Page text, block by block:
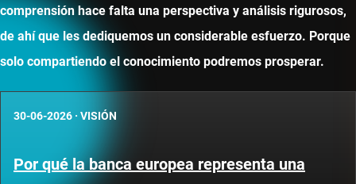
comprensión hace falta una perspectiva y análisis rigurosos,
de ahí que les dediquemos un considerable esfuerzo. Porque
solo compartiendo el conocimiento podremos prosperar.
30-06-2026 · VISIÓN
Por qué la banca europea representa una